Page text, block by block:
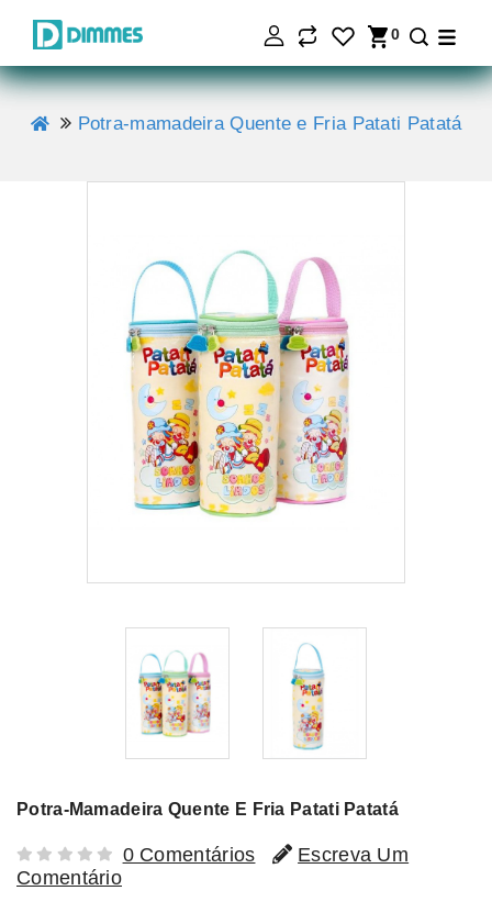
0
Potra-mamadeira Quente e Fria Patati Patatá
Potra-Mamadeira Quente E Fria Patati Patatá
0 Comentários
Escreva Um
Comentário